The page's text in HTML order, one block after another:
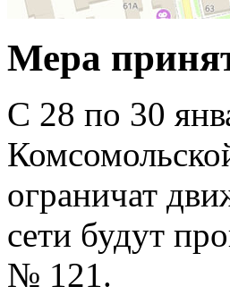
Мера
С 28 по 30
ограничат
сети будут
№ 121.